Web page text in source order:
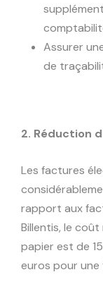
Assurer
de
2. Réduction
Les factures
rapport aux
Billentis, le
papier est de
euros pour